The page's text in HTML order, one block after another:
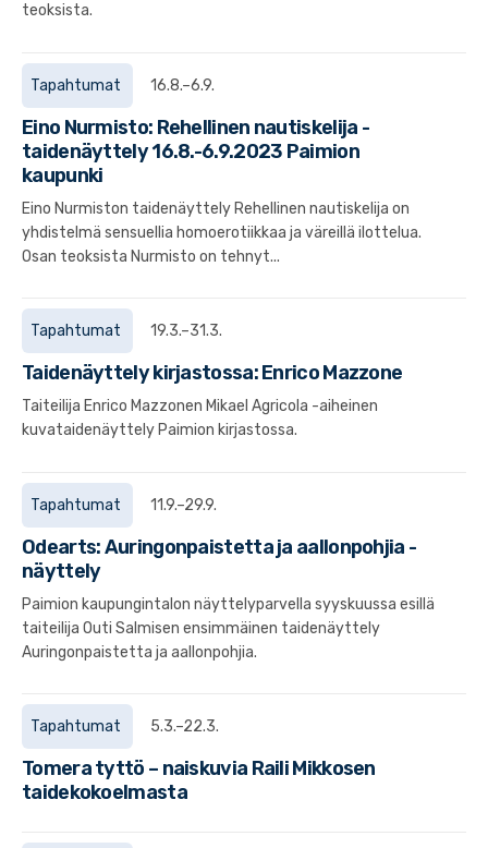
teoksista.
Tapahtumat 16.8.–6.9.
Eino Nurmisto: Rehellinen nautiskelija -
taidenäyttely 16.8.-6.9.2023 Paimion
kaupunki
Eino Nurmiston taidenäyttely Rehellinen nautiskelija on
yhdistelmä sensuellia homoerotiikkaa ja väreillä ilottelua.
Osan teoksista Nurmisto on tehnyt...
Tapahtumat 19.3.–31.3.
Taidenäyttely kirjastossa: Enrico Mazzone
Taiteilija Enrico Mazzonen Mikael Agricola -aiheinen
kuvataidenäyttely Paimion kirjastossa.
Tapahtumat 11.9.–29.9.
Odearts: Auringonpaistetta ja aallonpohjia -
näyttely
Paimion kaupungintalon näyttelyparvella syyskuussa esillä
taiteilija Outi Salmisen ensimmäinen taidenäyttely
Auringonpaistetta ja aallonpohjia.
Tapahtumat 5.3.–22.3.
Tomera tyttö – naiskuvia Raili Mikkosen
taidekokoelmasta